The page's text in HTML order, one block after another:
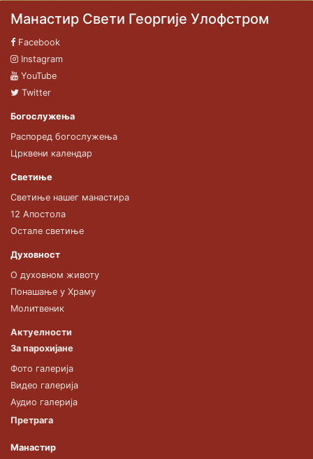
Манастир Свети Георгије Улофстром
Facebook
Instagram
YouTube
Twitter
Богослужења
Распоред богослужења
Црквени календар
Светиње
Светиње нашег манастира
12 Апостола
Остале светиње
Духовност
О духовном животу
Понашање у Храму
Молитвеник
Актуелности
За парохијане
Фото галерија
Видео галерија
Аудио галерија
Претрага
Манастир